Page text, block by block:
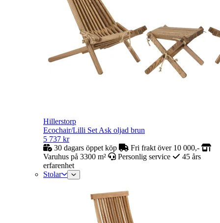
Hillerstorp
Ecochair/Lilli Set Ask oljad brun
5 737 kr
30 dagars öppet köp
Fri frakt över 10 000,-
Varuhus på 3300 m²
Personlig service
45 års
erfarenhet
Stolar